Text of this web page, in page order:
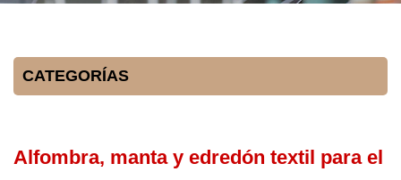
CATEGORÍAS
Alfombra, manta y edredón textil para el